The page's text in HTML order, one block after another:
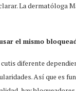
La dermatóloga
el mismo
diferente
Así que es